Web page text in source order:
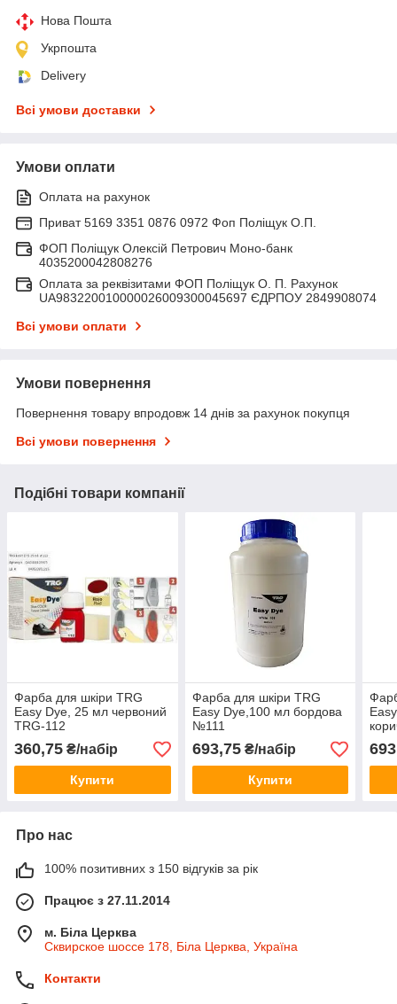
Нова Пошта
Укрпошта
Delivery
Всі умови доставки
Умови оплати
Оплата на рахунок
Приват 5169 3351 0876 0972 Фоп Поліщук О.П.
ФОП Поліщук Олексій Петрович Моно-банк
4035200042808276
Оплата за реквізитами ФОП Поліщук О. П. Рахунок
UA983220010000026009300045697 ЄДРПОУ 2849908074
Всі умови оплати
Умови повернення
Повернення товару впродовж 14 днів за рахунок покупця
Всі умови повернення
Подібні товари компанії
Фарба для шкіри TRG
Easy Dye, 25 мл червоний
TRG-112
360,75 ₴/набір
Купити
Фарба для шкіри TRG
Easy Dye,100 мл бордова
№111
693,75₴/набір
Купити
Про нас
100% позитивних з 150 відгуків за рік
Працює з 27.11.2014
м. Біла Церква
Сквирское шоссе 178, Біла Церква, Україна
Контакти